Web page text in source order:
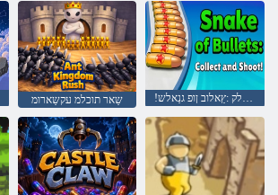
שַאר תוכלמ עקשַארומ !ןעיירד ןוא ןבַיילק :ץַאלוב ןופ גנַאלש